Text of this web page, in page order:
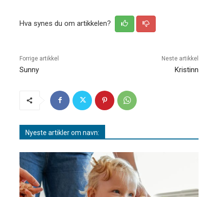
Hva synes du om artikkelen?
Forrige artikkel
Sunny
Neste artikkel
Kristinn
Nyeste artikler om navn: